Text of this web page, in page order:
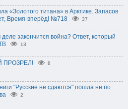
«Золотого титана» в Арктике. Запасов
Время-вперёд! №718
37
деле закончится война? Ответ, который
13
ПРОЗРЕЛ! 8
"Русские не сдаются" пошла не по
2